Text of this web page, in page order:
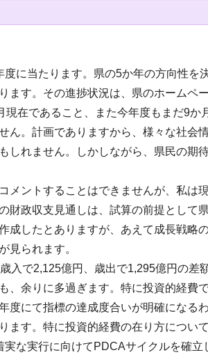
に当たります。県の5か年の方向性
ます。その進捗状況は、県のホームペ
現在であること、また今年度もまだ9
ん。計画でありますから、様々な社会
しれません。しかしながら、県民の期
メントすることはできませんが、私は
財政収支見通しは、試算の前提として
成したとありますが、あえて成長戦略
見られます。
入で2,125億円、歳出で1,295億円の
、余りに多過ぎます。特に投資的経費
度にて指標の達成度合いが明確にな
ます。特に投資的経費の在り方につい
実な実行に向けてPDCAサイクルを確